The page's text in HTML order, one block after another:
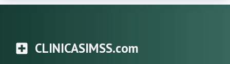
CLINICASIMSS.com